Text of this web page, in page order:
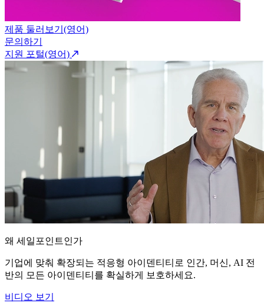
제품 둘러보기(영어)
문의하기
지원 포털(영어)
왜 세일포인트인가
기업에 맞춰 확장되는 적응형 아이덴티티로 인간, 머신, AI 전
반의 모든 아이덴티티를 확실하게 보호하세요.
비디오 보기